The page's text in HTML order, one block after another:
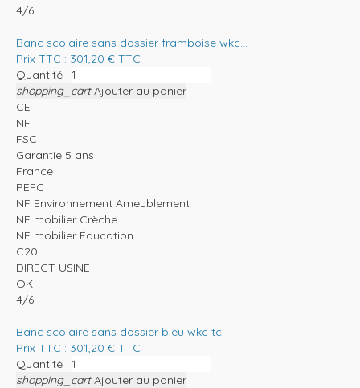
4/6
Banc scolaire sans dossier framboise wkc...
Prix TTC : 301,20 € TTC
Quantité :
shopping_cart Ajouter au panier
CE
NF
FSC
Garantie 5 ans
France
PEFC
NF Environnement Ameublement
NF mobilier Crèche
NF mobilier Éducation
C20
DIRECT USINE
OK
4/6
Banc scolaire sans dossier bleu wkc tc
Prix TTC : 301,20 € TTC
Quantité :
shopping_cart Ajouter au panier